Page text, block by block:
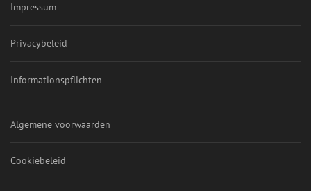
Impressum
Privacybeleid
Informationspflichten
Algemene voorwaarden
Cookiebeleid